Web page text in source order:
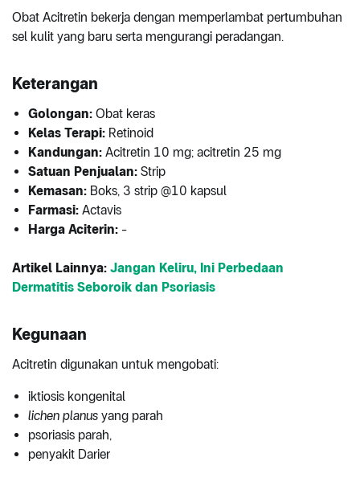
Obat Acitretin bekerja dengan memperlambat pertumbuhan
sel kulit yang baru serta mengurangi peradangan.
Keterangan
Golongan: Obat keras
Kelas Terapi: Retinoid
Kandungan: Acitretin 10 mg; acitretin 25 mg
Satuan Penjualan: Strip
Kemasan: Boks, 3 strip @10 kapsul
Farmasi: Actavis
Harga Aciterin: -
Artikel Lainnya: Jangan Keliru, Ini Perbedaan
Dermatitis Seboroik dan Psoriasis
Kegunaan
Acitretin digunakan untuk mengobati:
iktiosis kongenital
lichen planus yang parah
psoriasis parah,
penyakit Darier